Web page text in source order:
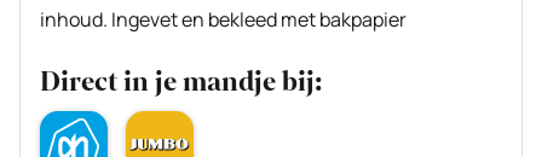
inhoud. Ingevet en bekleed met bakpapier
Direct in je mandje bij: